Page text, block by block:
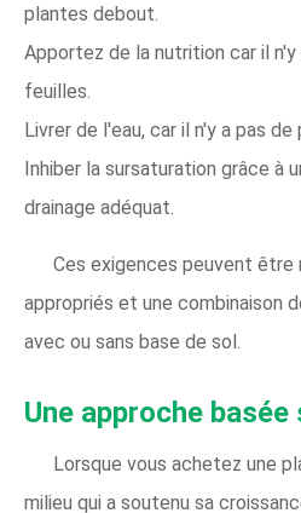
plantes debout.
Apportez de la nutrition car il
feuilles.
Livrer de l'eau, car il n'y a pas de
Inhiber la sursaturation grâce à
drainage adéquat.
Ces exigences peuvent être
appropriés et une combinaison
avec ou sans base de sol.
Une approche basée
Lorsque vous achetez une
milieu qui a soutenu sa